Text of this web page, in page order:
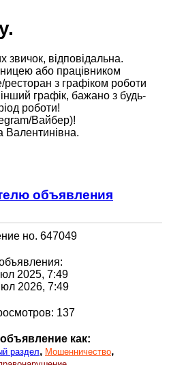
звичок, відповідальна.
або працівником
з графіком роботи
графік, бажано з будь-
роботи!
Вайбер)!
Валентинівна.
объявления
но. 647049
2025, 7:49
2026, 7:49
137
как:
раздел, Мошенничество,